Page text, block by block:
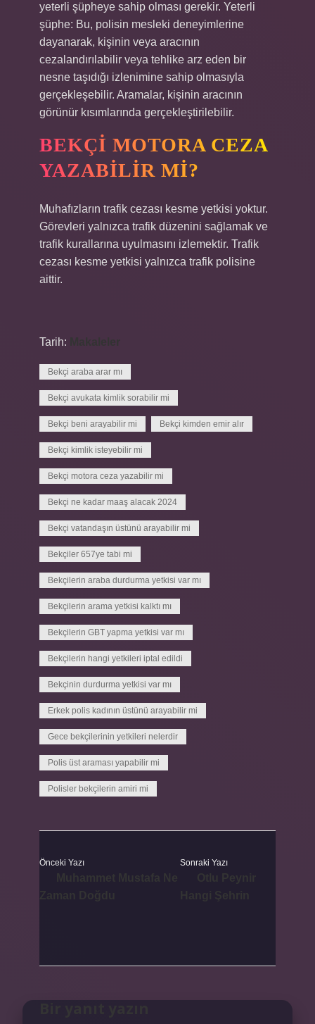
yeterli şüpheye sahip olması gerekir. Yeterli
şüphe: Bu, polisin mesleki deneyimlerine
dayanarak, kişinin veya aracının
cezalandırılabilir veya tehlike arz eden bir
nesne taşıdığı izlenimine sahip olmasıyla
gerçekleşebilir. Aramalar, kişinin aracının
görünür kısımlarında gerçekleştirilebilir.
BEKÇI MOTORA CEZA
YAZABILIR MI?
Muhafızların trafik cezası kesme yetkisi yoktur.
Görevleri yalnızca trafik düzenini sağlamak ve
trafik kurallarına uyulmasını izlemektir. Trafik
cezası kesme yetkisi yalnızca trafik polisine
aittir.
Tarih:
Bekçi araba arar mı
Bekçi avukata kimlik sorabilir mi
Bekçi beni arayabilir mi Bekçi kimden emir alır
Bekçi kimlik isteyebilir mi
Bekçi motora ceza yazabilir mi
Bekçi ne kadar maaş alacak 2024
Bekçi vatandaşın üstünü arayabilir mi
Bekçiler 657ye tabi mi
Bekçilerin araba durdurma yetkisi var mı
Bekçilerin arama yetkisi kalktı mı
Bekçilerin GBT yapma yetkisi var mı
Bekçilerin hangi yetkileri iptal edildi
Bekçinin durdurma yetkisi var mı
Erkek polis kadının üstünü arayabilir mi
Gece bekçilerinin yetkileri nelerdir
Polis üst araması yapabilir mi
Polisler bekçilerin amiri mi
Önceki Yazı Sonraki Yazı